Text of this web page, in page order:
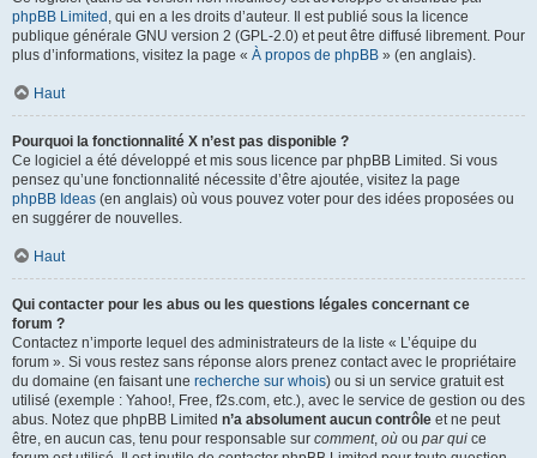
phpBB Limited , qui en a les droits d’auteur. Il est publié sous la licence
publique générale GNU version 2 (GPL-2.0) et peut être diffusé librement. Pour
plus d’informations, visitez la page « À propos de phpBB » (en anglais).
Haut
Pourquoi la fonctionnalité X n’est pas disponible ?
Ce logiciel a été développé et mis sous licence par phpBB Limited. Si vous
pensez qu’une fonctionnalité nécessite d’être ajoutée, visitez la page
phpBB Ideas (en anglais) où vous pouvez voter pour des idées proposées ou
en suggérer de nouvelles.
Haut
Qui contacter pour les abus ou les questions légales concernant ce
forum ?
Contactez n’importe lequel des administrateurs de la liste « L’équipe du
forum ». Si vous restez sans réponse alors prenez contact avec le propriétaire
du domaine (en faisant une recherche sur whois) ou si un service gratuit est
utilisé (exemple : Yahoo!, Free, f2s.com, etc.), avec le service de gestion ou des
abus. Notez que phpBB Limited n’a absolument aucun contrôle et ne peut
être, en aucun cas, tenu pour responsable sur comment, où ou par qui ce